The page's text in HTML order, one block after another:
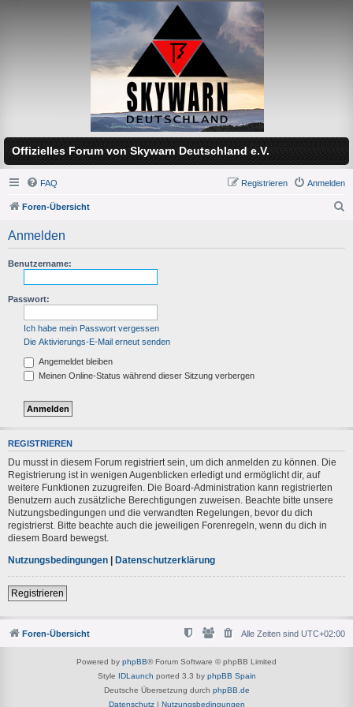
Offizielles Forum von Skywarn Deutschland e.V.
FAQ Anmelden
Registrieren
Foren-Übersicht
Anmelden
Benutzername:
Passwort:
Ich habe mein Passwort vergessen
Die Aktivierungs-E-Mail erneut senden
Angemeldet bleiben
Meinen Online-Status während dieser Sitzung verbergen
REGISTRIEREN
Du musst in diesem Forum registriert sein, um dich anmelden zu können. Die
Registrierung ist in wenigen Augenblicken erledigt und ermöglicht dir, auf
weitere Funktionen zuzugreifen. Die Board-Administration kann registrierten
Benutzern auch zusätzliche Berechtigungen zuweisen. Beachte bitte unsere
Nutzungsbedingungen und die verwandten Regelungen, bevor du dich
registrierst. Bitte beachte auch die jeweiligen Forenregeln, wenn du dich in
diesem Board bewegst.
Nutzungsbedingungen | Datenschutzerklärung
Registrieren
Foren-Übersicht Alle Zeiten sind UTC+02:00
Powered by phpBB® Forum Software © phpBB Limited
Style IDLaunch ported 3.3 by phpBB Spain
Deutsche Übersetzung durch phpBB.de
Datenschutz| Nutzungsbedingungen